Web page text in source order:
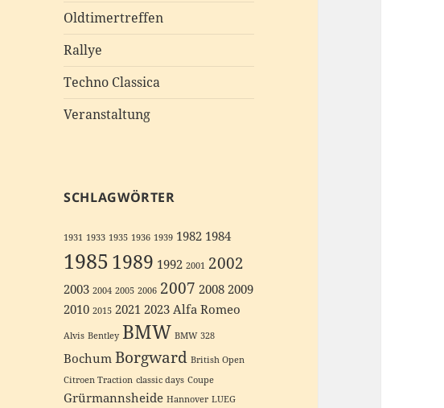
Oldtimertreffen
Rallye
Techno Classica
Veranstaltung
SCHLAGWÖRTER
1931 1933 1935 1936 1939 1982 1984
19851989 1992 2001 2002
2003 2004 2005 2006 2007 20082009
2010 2015 2021 2023Alfa Romeo
Alvis Bentley BMW BMW 328
BochumBorgward British Open
Citroen Traction classic days Coupe
Grürmannsheide Hannover LUEG